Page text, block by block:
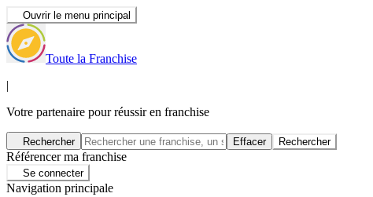
Ouvrir le menu principal
Toute la Franchise
|
Votre partenaire pour réussir en franchise
Rechercher Effacer Rechercher
Référencer ma franchise
Se connecter
Navigation principale